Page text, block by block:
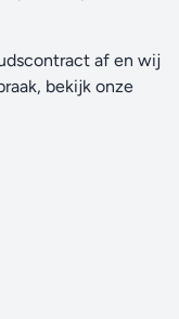
af en wij
bekijk onze